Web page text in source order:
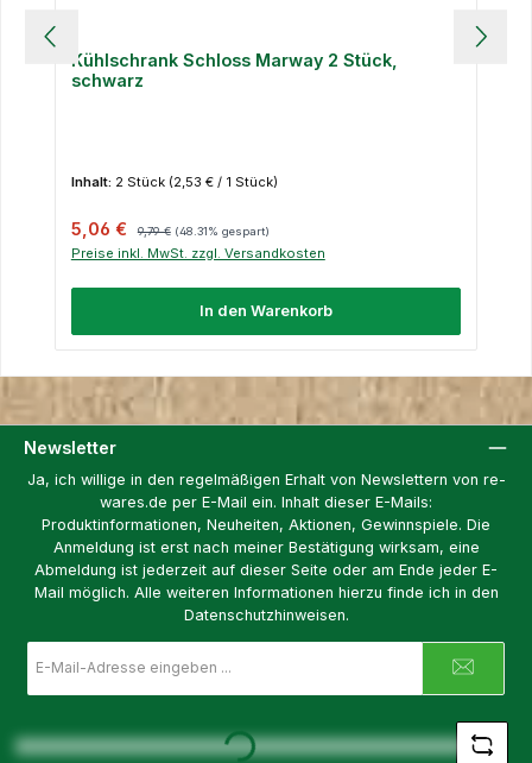
Kühlschrank Schloss Marway 2 Stück,
schwarz
Inhalt: 2 Stück (2,53 € / 1 Stück)
Verkaufspreis:
5,06 € 9,79 € (48.31% gespart)
Preise inkl. MwSt. zzgl. Versandkosten
In den Warenkorb
Newsletter
Ja, ich willige in den regelmäßigen Erhalt von Newslettern von re-
wares.de per E-Mail ein. Inhalt dieser E-Mails:
Produktinformationen, Neuheiten, Aktionen, Gewinnspiele. Die
Anmeldung ist erst nach meiner Bestätigung wirksam, eine
Abmeldung ist jederzeit auf dieser Seite oder am Ende jeder E-
Mail möglich. Alle weiteren Informationen hierzu finde ich in den
Datenschutzhinweisen.
Mail-
Loading...